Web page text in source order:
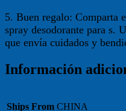
5. Buen regalo: Comparta
spray desodorante para s.
que envía cuidados y
Información
Ships From CHINA